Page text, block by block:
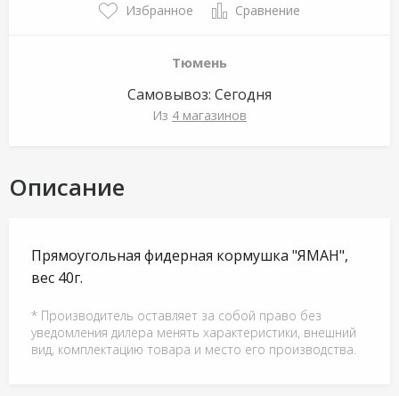
Избранное Сравнение
Тюмень
Самовывоз: Сегодня
Из 4 магазинов
Описание
Прямоугольная фидерная кормушка "ЯМАН",
вес 40г.
* Производитель оставляет за собой право без
уведомления дилера менять характеристики, внешний
вид, комплектацию товара и место его производства.